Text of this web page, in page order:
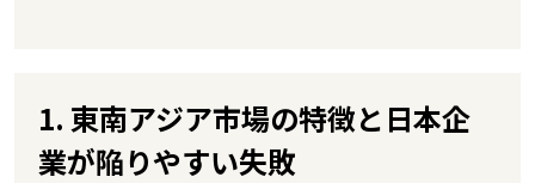
1. 東南アジア市場の特徴と日本企
業が陥りやすい失敗